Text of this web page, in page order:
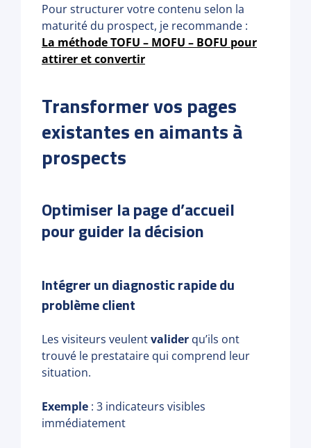
Pour structurer votre contenu selon la
maturité du prospect, je recommande :
La méthode TOFU – MOFU – BOFU pour
attirer et convertir
Transformer vos pages
existantes en aimants à
prospects
Optimiser la page d’accueil
pour guider la décision
Intégrer un diagnostic rapide du
problème client
Les visiteurs veulentvalider qu’ils ont
trouvé le prestataire qui comprend leur
situation.
Exemple : 3 indicateurs visibles
immédiatement